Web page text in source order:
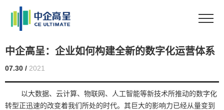
中企高呈：企业如何构建全新的数字化运营体系
07.30 / 2021
以大数据、云计算、物联网、人工智能等新技术所推动的数字化
转型正迅速的改变着我们所处的时代。其巨大的影响力已经从量变到